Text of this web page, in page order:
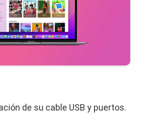
de su cable USB y puertos.